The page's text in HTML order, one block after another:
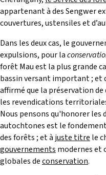
appartenant à des Sengwer
couvertures, ustensiles et
Dans les deux cas, le
expulsions, pour la
forêt Mau est la plus grande
bassin versant important ; et
affirmé que la préservation
les revendications
Nous pensons qu'honorer
autochtones est le
des forêts ; et à juste titre le
gouvernements modernes et
globales deconservation.